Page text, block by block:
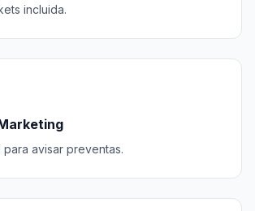
incluida.
para avisar preventas.